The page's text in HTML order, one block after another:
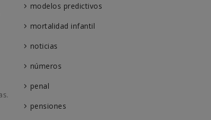
modelos predictivos
mortalidad infantil
noticias
números
penal
pensiones